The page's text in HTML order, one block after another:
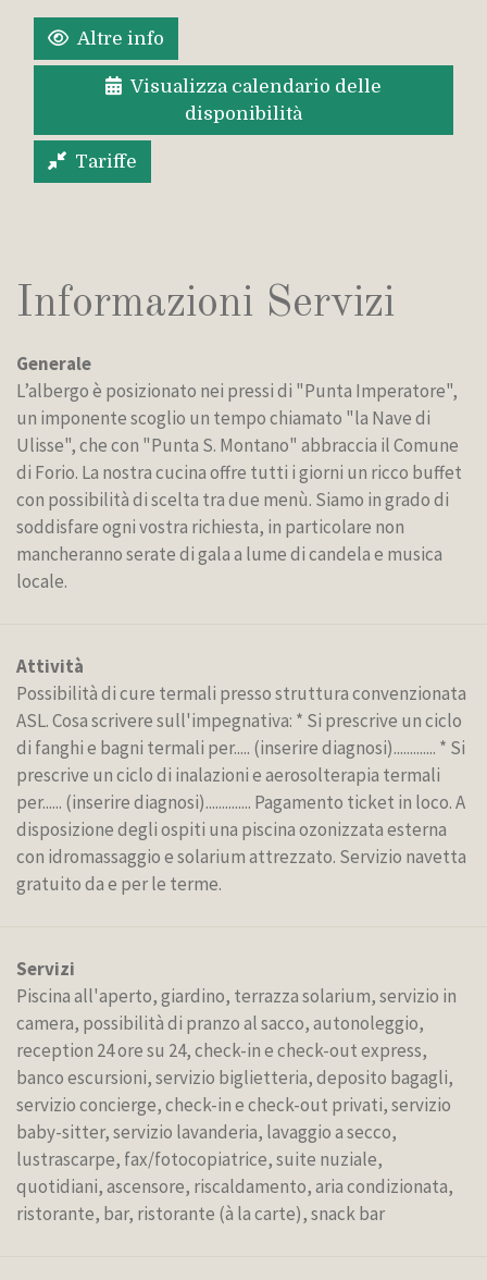
Altre info
Visualizza calendario delle
disponibilità
Tariffe
Informazioni Servizi
Generale
L’albergo è posizionato nei pressi di "Punta Imperatore",
un imponente scoglio un tempo chiamato "la Nave di
Ulisse", che con "Punta S. Montano" abbraccia il Comune
di Forio. La nostra cucina offre tutti i giorni un ricco buffet
con possibilità di scelta tra due menù. Siamo in grado di
soddisfare ogni vostra richiesta, in particolare non
mancheranno serate di gala a lume di candela e musica
locale.
Attività
Possibilità di cure termali presso struttura convenzionata
ASL. Cosa scrivere sull'impegnativa: * Si prescrive un ciclo
di fanghi e bagni termali per..... (inserire diagnosi)............. * Si
prescrive un ciclo di inalazioni e aerosolterapia termali
per...... (inserire diagnosi).............. Pagamento ticket in loco. A
disposizione degli ospiti una piscina ozonizzata esterna
con idromassaggio e solarium attrezzato. Servizio navetta
gratuito da e per le terme.
Servizi
Piscina all'aperto, giardino, terrazza solarium, servizio in
camera, possibilità di pranzo al sacco, autonoleggio,
reception 24 ore su 24, check-in e check-out express,
banco escursioni, servizio biglietteria, deposito bagagli,
servizio concierge, check-in e check-out privati, servizio
baby-sitter, servizio lavanderia, lavaggio a secco,
lustrascarpe, fax/fotocopiatrice, suite nuziale,
quotidiani, ascensore, riscaldamento, aria condizionata,
ristorante, bar, ristorante (à la carte), snack bar